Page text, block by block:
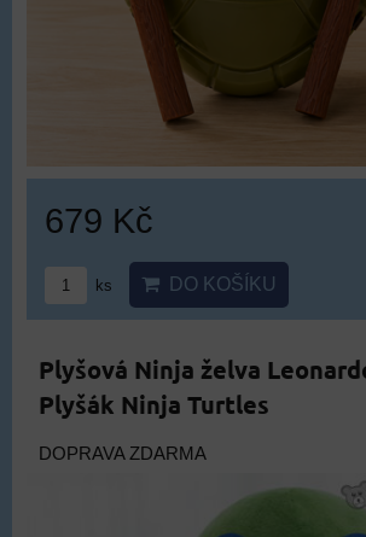
679 Kč
ks DO KOŠÍKU
Plyšová Ninja želva
Plyšák Ninja Turtles
DOPRAVA ZDARMA